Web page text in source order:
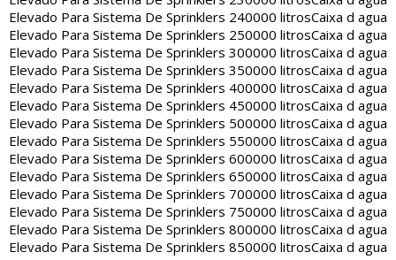
Elevado Para Sistema De Sprinklers 240000 litrosCaixa d agua
Elevado Para Sistema De Sprinklers 250000 litrosCaixa d agua
Elevado Para Sistema De Sprinklers 300000 litrosCaixa d agua
Elevado Para Sistema De Sprinklers 350000 litrosCaixa d agua
Elevado Para Sistema De Sprinklers 400000 litrosCaixa d agua
Elevado Para Sistema De Sprinklers 450000 litrosCaixa d agua
Elevado Para Sistema De Sprinklers 500000 litrosCaixa d agua
Elevado Para Sistema De Sprinklers 550000 litrosCaixa d agua
Elevado Para Sistema De Sprinklers 600000 litrosCaixa d agua
Elevado Para Sistema De Sprinklers 650000 litrosCaixa d agua
Elevado Para Sistema De Sprinklers 700000 litrosCaixa d agua
Elevado Para Sistema De Sprinklers 750000 litrosCaixa d agua
Elevado Para Sistema De Sprinklers 800000 litrosCaixa d agua
Elevado Para Sistema De Sprinklers 850000 litrosCaixa d agua